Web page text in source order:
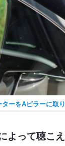
ターをAピラーに取
よって聴こ